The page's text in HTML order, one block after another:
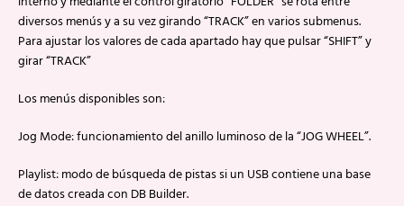
diversos menús y a su vez girando “TRACK” en varios submenus.
Para ajustar los valores de cada apartado hay que pulsar “SHIFT” y
girar “TRACK”
Los menús disponibles son:
Jog Mode: funcionamiento del anillo luminoso de la “JOG WHEEL”.
Playlist: modo de búsqueda de pistas si un USB contiene una base
de datos creada con DB Builder.